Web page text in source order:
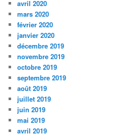
avril 2020
mars 2020
février 2020
janvier 2020
décembre 2019
novembre 2019
octobre 2019
septembre 2019
août 2019
juillet 2019
juin 2019
mai 2019
avril 2019